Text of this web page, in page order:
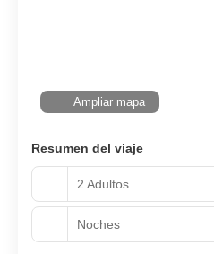
Ampliar mapa
Resumen del viaje
2 Adultos
Noches